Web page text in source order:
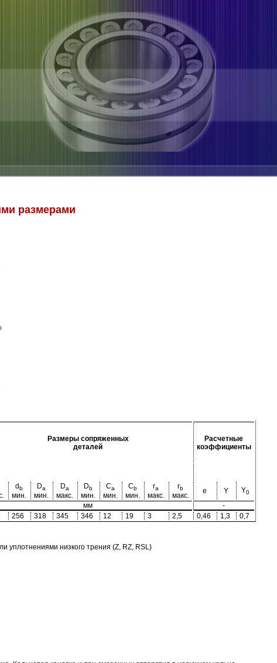
размерами
Размеры сопряженных
деталей
Расчетные
коэффициенты
d b
мин.
Da
мин.
Da
макс.
Db
мин.
Ca
мин.
Cb
мин.
ra
макс.
rb
макс.
e Y Y0
мм
-
256 318 345 346 12 19 3 2,5 0,46 1,3 0,7
низкого трения (Z, RZ, RSL)